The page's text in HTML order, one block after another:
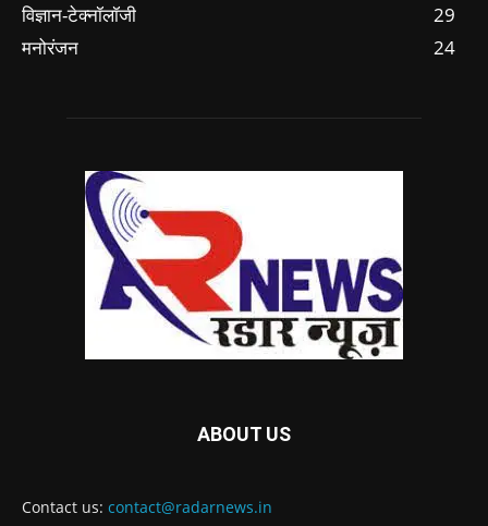
विज्ञान-टेक्नॉलॉजी
29
मनोरंजन
24
ABOUT US
Contact us: contact@radarnews.in